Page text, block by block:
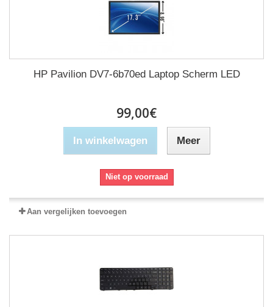
HP Pavilion DV7-6b70ed Laptop Scherm LED
99,00€
In winkelwagen Meer
Niet op voorraad
Aan vergelijken toevoegen